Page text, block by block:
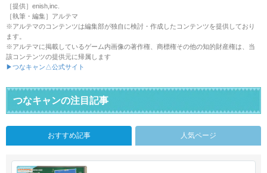
［提供］enish,inc.
［執筆・編集］アルテマ
※アルテマのコンテンツは編集部が独自に検討・作成したコンテンツを提供しており
ます。
※アルテマに掲載しているゲーム内画像の著作権、商標権その他の知的財産権は、当
該コンテンツの提供元に帰属します
▶つなキャン△公式サイト
つなキャンの注目記事
おすすめ記事 人気ページ